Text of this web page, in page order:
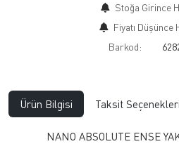
Stoğa Girince
Fiyatı Düşünce
Barkod:
Ürün Bilgisi Taksit Seçenekleri
NANO ABSOLUTE ENSE